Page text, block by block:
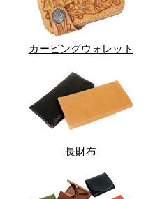
カービングウォレット
長財布